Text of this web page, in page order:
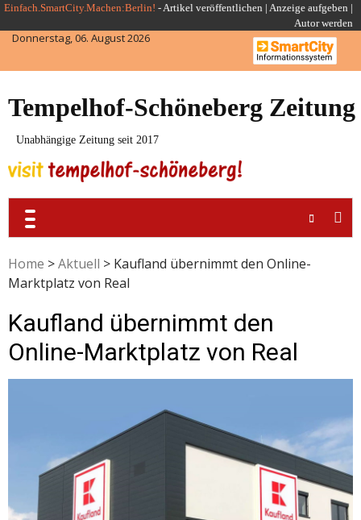
Skip
to
content
Einfach.SmartCity.Machen:Berlin! -Artikel veröffentlichen | Anzeige aufgeben |
Autor werden
Donnerstag, 06. August 2026
Tempelhof-Schöneberg Zeitung
Unabhängige Zeitung seit 2017
Home >Aktuell > Kaufland übernimmt den Online-
Marktplatz von Real
Kaufland übernimmt den
Online-Marktplatz von Real